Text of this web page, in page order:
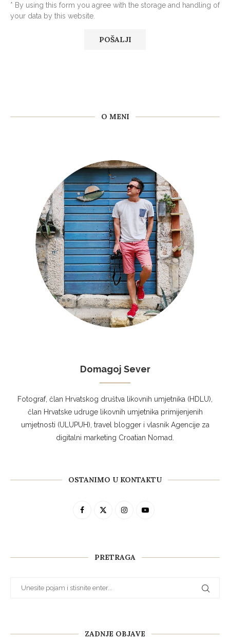
* By using this form you agree with the storage and handling of
your data by this website.
O MENI
Domagoj Sever
Fotograf, član Hrvatskog društva likovnih umjetnika (HDLU),
član Hrvatske udruge likovnih umjetnika primijenjenih
umjetnosti (ULUPUH), travel blogger i vlasnik Agencije za
digitalni marketing Croatian Nomad.
OSTANIMO U KONTAKTU
PRETRAGA
ZADNJE OBJAVE